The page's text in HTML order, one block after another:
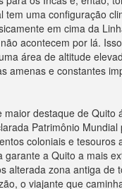
tem uma configuração
em cima da
acontecem por lá.
área de altitude
amenas e constantes
destaque de Quito
Patrimônio Mundial
coloniais e tesouros
garante a Quito a mais
alterada zona antiga de
o viajante que